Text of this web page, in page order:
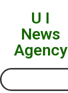
U I
News
Agency